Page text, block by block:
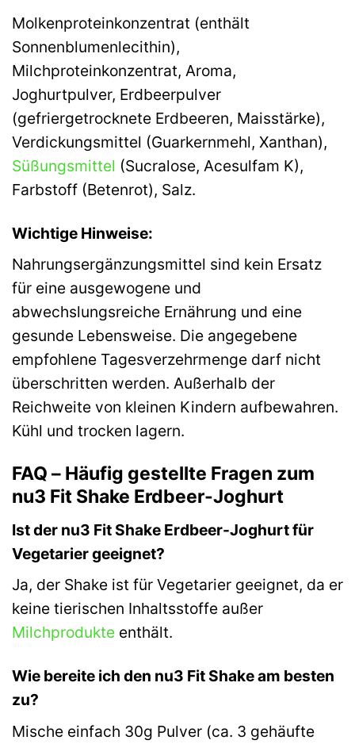
Molkenproteinkonzentrat (enthält
Sonnenblumenlecithin),
Milchproteinkonzentrat, Aroma,
Joghurtpulver, Erdbeerpulver
(gefriergetrocknete Erdbeeren, Maisstärke),
Verdickungsmittel (Guarkernmehl, Xanthan),
Süßungsmittel (Sucralose, Acesulfam K),
Farbstoff (Betenrot), Salz.
Wichtige Hinweise:
Nahrungsergänzungsmittel sind kein Ersatz
für eine ausgewogene und
abwechslungsreiche Ernährung und eine
gesunde Lebensweise. Die angegebene
empfohlene Tagesverzehrmenge darf nicht
überschritten werden. Außerhalb der
Reichweite von kleinen Kindern aufbewahren.
Kühl und trocken lagern.
FAQ – Häufig gestellte Fragen zum
nu3 Fit Shake Erdbeer-Joghurt
Ist der nu3 Fit Shake Erdbeer-Joghurt für
Vegetarier geeignet?
Ja, der Shake ist für Vegetarier geeignet, da er
keine tierischen Inhaltsstoffe außer
Milchprodukte enthält.
Wie bereite ich den nu3 Fit Shake am besten
zu?
Mische einfach 30g Pulver (ca. 3 gehäufte